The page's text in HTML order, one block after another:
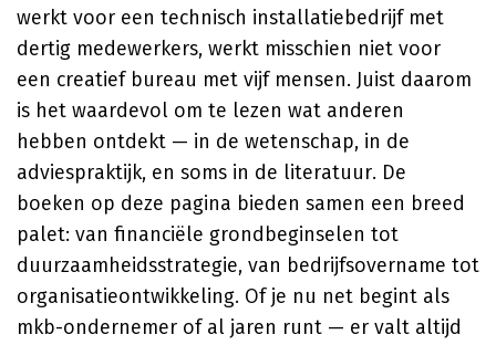
werkt voor een technisch installatiebedrijf met
dertig medewerkers, werkt misschien niet voor
een creatief bureau met vijf mensen. Juist daarom
is het waardevol om te lezen wat anderen
hebben ontdekt — in de wetenschap, in de
adviespraktijk, en soms in de literatuur. De
boeken op deze pagina bieden samen een breed
palet: van financiële grondbeginselen tot
duurzaamheidsstrategie, van bedrijfsovername tot
organisatieontwikkeling. Of je nu net begint als
mkb-ondernemer of al jaren runt — er valt altijd